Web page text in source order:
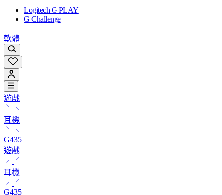
Logitech G PLAY
G Challenge
軟體
遊戲
耳機
G435
遊戲
耳機
G435